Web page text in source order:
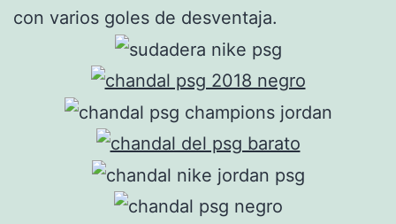
con varios goles de desventaja.